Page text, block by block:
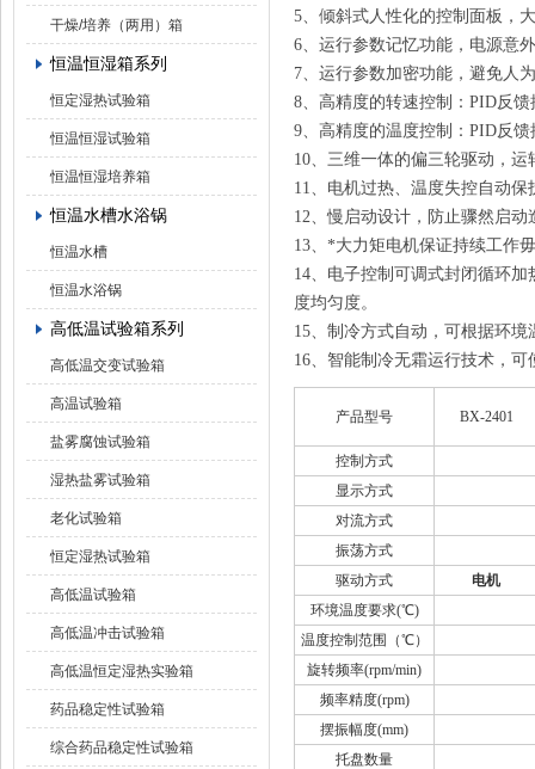
干燥/培养（两用）箱
恒温恒湿箱系列
恒定湿热试验箱
恒温恒湿试验箱
恒温恒湿培养箱
恒温水槽水浴锅
恒温水槽
恒温水浴锅
高低温试验箱系列
高低温交变试验箱
高温试验箱
盐雾腐蚀试验箱
湿热盐雾试验箱
老化试验箱
恒定湿热试验箱
高低温试验箱
高低温冲击试验箱
高低温恒定湿热实验箱
药品稳定性试验箱
综合药品稳定性试验箱
5、倾斜式人性化的控制面板，
6、运行参数记忆功能，电源意
7、运行参数加密功能，避免人
8、高精度的转速控制：PID反
9、高精度的温度控制：PID反
10、三维一体的偏三轮驱动，
11、电机过热、温度失控自动保
12、慢启动设计，防止骤然启
13、*大力矩电机保证持续工作
14、电子控制可调式封闭循环
度均匀度。
15、制冷方式自动，可根据环
16、智能制冷无霜运行技术，
产品型号 BX-2401
控制方式
显示方式
对流方式
振荡方式
驱动方式
电机
环境温度要求(℃)
温度控制范围（℃）
旋转频率(rpm/min)
频率精度(rpm)
摆振幅度(mm)
托盘数量